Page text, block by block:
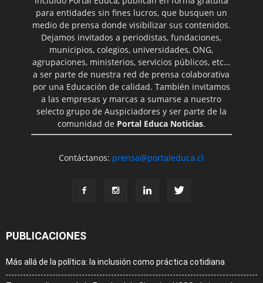
para entidades sin fines lucros, que busquen un
medio de prensa donde visibilizar sus contenidos.
Dejamos invitados a periodistas, fundaciones,
municipios, colegios, universidades, ONG,
agrupaciones, ministerios, servicios públicos, etc…
a ser parte de nuestra red de prensa colaborativa
por una Educación de calidad. También invitamos
a las empresas y marcas a sumarse a nuestro
selecto grupo de Auspiciadores y ser parte de la
comunidad de Portal Educa Noticias.
Contáctanos: prensa@portaleduca.cl
PUBLICACIONES
Más allá de la política: la inclusión como práctica cotidiana